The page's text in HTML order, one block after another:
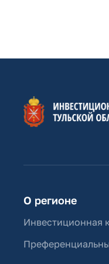
О регионе
Инвестиционная